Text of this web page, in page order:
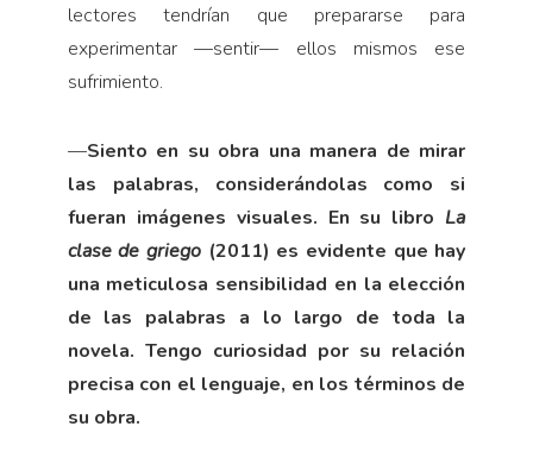
lectores tendrían que prepararse para
experimentar —sentir— ellos mismos ese
sufrimiento.
—Siento en su obra una manera de mirar
las palabras, considerándolas como si
fueran imágenes visuales. En su libro La
clase de griego (2011) es evidente que hay
una meticulosa sensibilidad en la elección
de las palabras a lo largo de toda la
novela. Tengo curiosidad por su relación
precisa con el lenguaje, en los términos de
su obra.